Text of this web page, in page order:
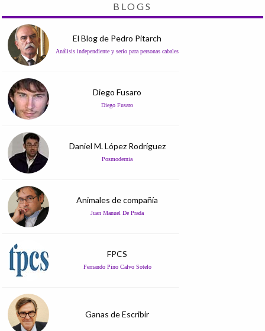
BLOGS
El Blog de Pedro Pitarch
Análisis independiente y serio para personas cabales
Diego Fusaro
Diego Fusaro
Daniel M. López Rodríguez
Posmodernia
Animales de compañía
Juan Manuel De Prada
FPCS
Fernando Pino Calvo Sotelo
Ganas de Escribir